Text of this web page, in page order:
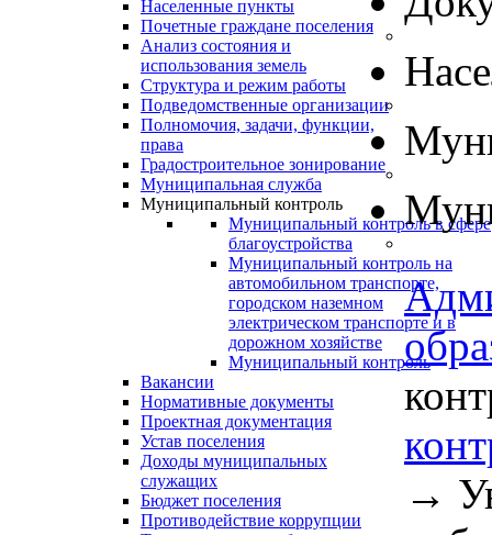
Населенные пункты
Почетные граждане поселения
Анализ состояния и
использования земель
Структура и режим работы
Подведомственные организации
Полномочия, задачи, функции,
права
Градостроительное зонирование
Муниципальная служба
Муниципальный контроль
Муниципальный контроль в сфере
благоустройства
Муниципальный контроль на
автомобильном транспорте,
городском наземном
электрическом транспорте и в
дорожном хозяйстве
Муниципальный контроль
Вакансии
Нормативные документы
Проектная документация
Устав поселения
Доходы муниципальных
служащих
Бюджет поселения
Противодействие коррупции
→